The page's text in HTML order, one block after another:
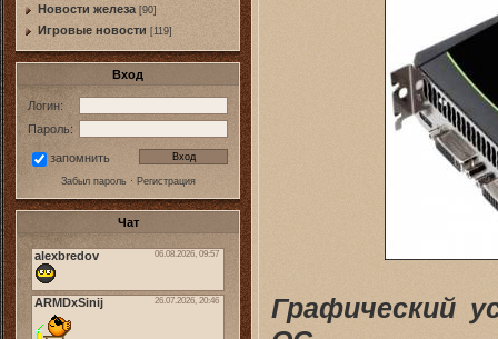
Новоcти железа [90]
Игровые новости [119]
Вход
Логин:
Пароль:
запомнить
Забыл пароль· Регистрация
Чат
Графический